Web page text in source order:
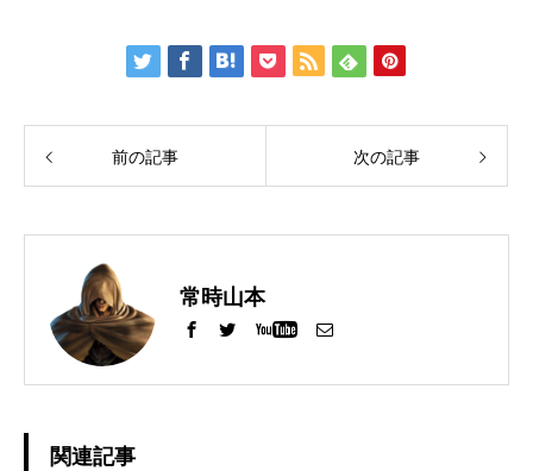
前の記事 次の記事
常時山本
関連記事